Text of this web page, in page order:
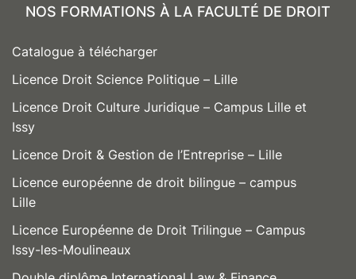
NOS FORMATIONS À LA FACULTÉ DE DROIT
Catalogue à télécharger
Licence Droit Science Politique – Lille
Licence Droit Culture Juridique – Campus Lille et
Issy
Licence Droit & Gestion de l’Entreprise – Lille
Licence européenne de droit bilingue – campus
Lille
Licence Européenne de Droit Trilingue – Campus
Issy-les-Moulineaux